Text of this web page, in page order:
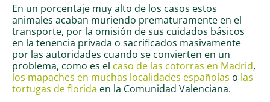
En un porcentaje muy alto de los casos estos
animales acaban muriendo prematuramente en el
transporte, por la omisión de sus cuidados básicos
en la tenencia privada o sacrificados masivamente
por las autoridades cuando se convierten en un
problema, como es el caso de las cotorras en Madrid,
los mapaches en muchas localidades españolas o las
tortugas de florida en la Comunidad Valenciana.